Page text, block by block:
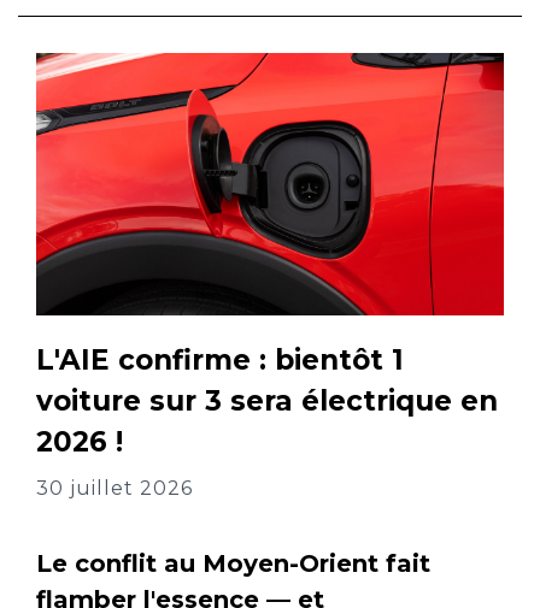
L'AIE confirme : bientôt 1
voiture sur 3 sera électrique en
2026 !
30 juillet 2026
Le conflit au Moyen-Orient fait
flamber l'essence — et